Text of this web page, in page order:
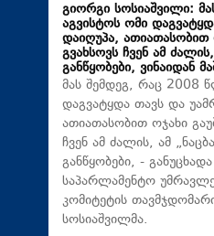
გიორგი სოსიაშვილი:
აგვისტოს ომი
დაიღუპა, ათიათასობით
გვახსოვს ჩვენ ამ
განწყობები, ვინაიდან
მას შემდეგ, რაც 2008
დაგვატყდა თავს და
ათიათასობით ოჯახი
ჩვენ ამ ძალის, ამ
განწყობები, -
საპარლამენტო
კომიტეტის
სოსიაშვილმა.